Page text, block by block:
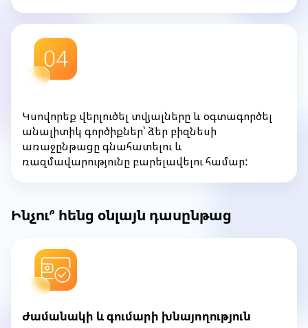
Կսովորեք վերլուծել տվյալները և օգտագործել
անալիտիկ գործիքներ՝ ձեր բիզնեսի
առաջընթացը գնահատելու և
ռազմավարությունը բարելավելու համար:
Ինչու՞ հենց օնլայն դասընթաց
Ժամանակի և գումարի խնայողություն